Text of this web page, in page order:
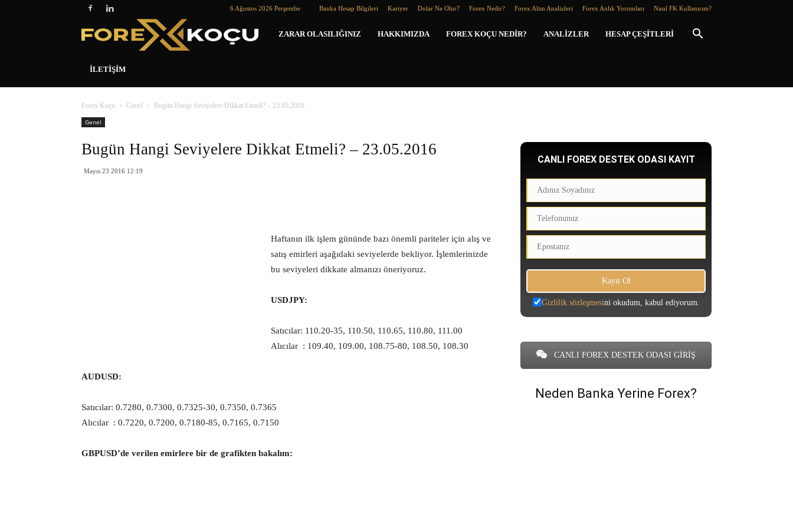
6 Ağustos 2026 Perşembe Banka Hesap Bilgileri Kariyer Dolar Ne Olur? Forex Nedir? Forex Altın Analizleri Forex Anlık Yorumları Nasıl FK Kullanırım?
Forex
ZARAR OLASILIĞINIZ HAKKIMIZDA FOREX KOÇU NEDIR? ANALIZLER HESAP ÇEŞITLERI
İLETIŞIM
Forex Koçu Genel
Bugün Hangi Seviyelere Dikkat Etmeli? – 23.05.2016
Genel
Bugün Hangi Seviyelere Dikkat Etmeli? – 23.05.2016
Mayıs 23 2016 12:19
Haftanın ilk işlem gününde bazı önemli pariteler için alış ve
satış emirleri aşağıdaki seviyelerde bekliyor. İşlemlerinizde
bu seviyeleri dikkate almanızı öneriyoruz.
USDJPY:
Satıcılar: 110.20-35, 110.50, 110.65, 110.80, 111.00
Alıcılar : 109.40, 109.00, 108.75-80, 108.50, 108.30
AUDUSD:
Satıcılar: 0.7280, 0.7300, 0.7325-30, 0.7350, 0.7365
Alıcılar : 0.7220, 0.7200, 0.7180-85, 0.7165, 0.7150
GBPUSD’de verilen emirlere bir de grafikten bakalım:
CANLI FOREX DESTEK ODASI KAYIT
Gizlilik sözleşmesini okudum, kabul ediyorum.
CANLI FOREX DESTEK ODASI GİRİŞ
Neden Banka Yerine Forex?